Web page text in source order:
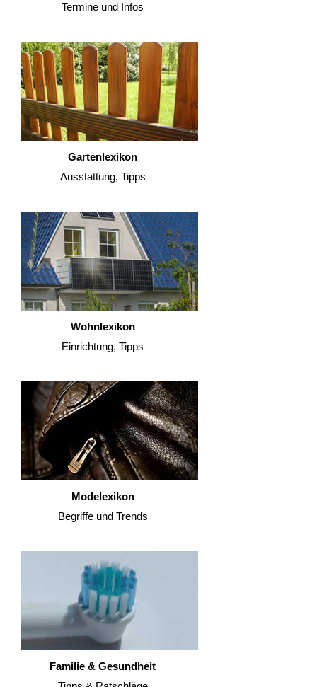
Termine und Infos
Gartenlexikon
Ausstattung, Tipps
Wohnlexikon
Einrichtung, Tipps
Modelexikon
Begriffe und Trends
Familie & Gesundheit